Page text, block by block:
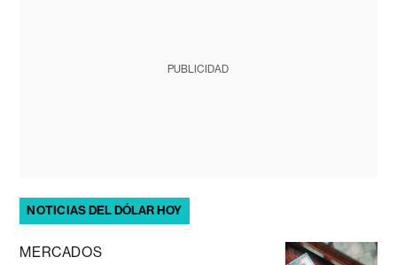
PUBLICIDAD
NOTICIAS DEL DÓLAR HOY
MERCADOS